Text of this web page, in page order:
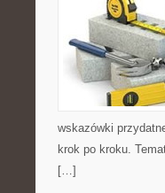
wskazówki
krok po kroku.
[…]